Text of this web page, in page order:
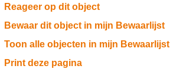
Reageer op dit object
Bewaar dit object in mijn Bewaarlijst
Toon alle objecten in mijn Bewaarlijst
Print deze pagina